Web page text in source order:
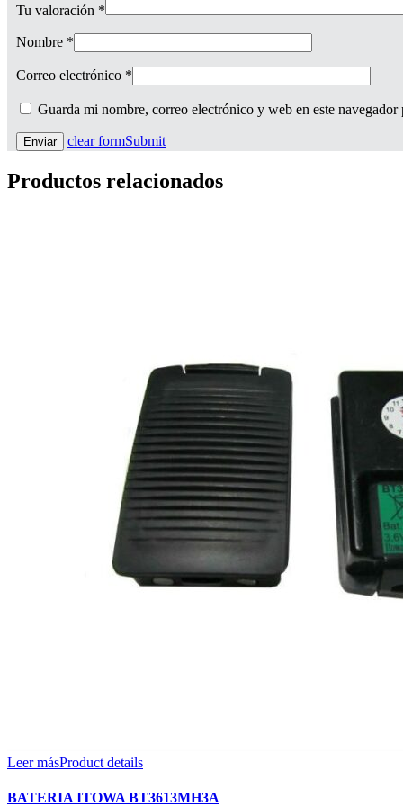
Tu valoración *
Nombre *
Correo electrónico *
Guarda mi nombre, correo electrónico y web en este
clear formSubmit
Productos relacionados
Leer másProduct details
BATERIA ITOWA BT3613MH3A